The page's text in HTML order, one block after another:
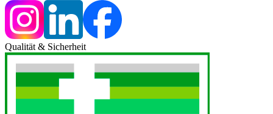
Qualität & Sicherheit